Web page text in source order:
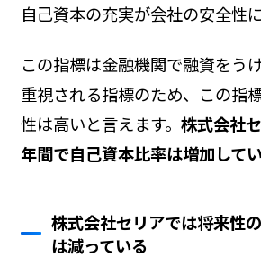
自己資本の充実が会社の安全性
この指標は金融機関で融資をう
重視される指標のため、この指
性は高いと言えます。 株式会社
年間で自己資本比率は増加してい
株式会社セリアでは将来性
は減っている